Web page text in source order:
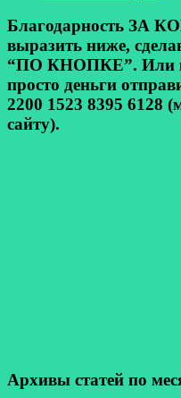
Благодарность ЗА
выразить ниже,
“ПО КНОПКЕ”. Или
просто деньги
2200 1523 8395 6128
сайту).
Архивы статей по